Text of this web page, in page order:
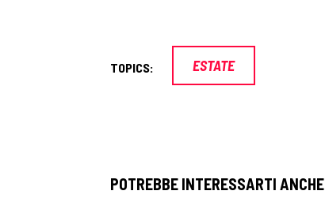
TOPICS: ESTATE
POTREBBE INTERESSARTI ANCHE